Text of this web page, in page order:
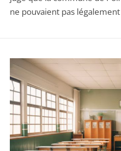
ne pouvaient pas